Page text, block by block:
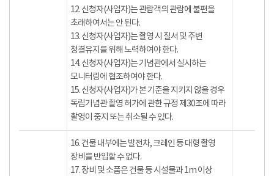
12. 신청자(사업자)는 관람객의 관람에 불편을
초래하여서는 안 된다.
13. 신청자(사업자)는 촬영 시 질서 및 주변
청결유지를 위해 노력하여야 한다.
14. 신청자(사업자)는 기념관에서 실시하는
모니터링에 협조하여야 한다.
15. 신청자(사업자)가 본 기준을 지키지 않을 경우
독립기념관 촬영 허가에 관한 규정 제30조에 따라
촬영이 중지 또는 취소될 수 있다.
16. 건물 내부에는 발전차, 크레인 등 대형 촬영
장비를 반입할 수 없다.
17. 장비 및 소품은 건물 등 시설물과 1m 이상